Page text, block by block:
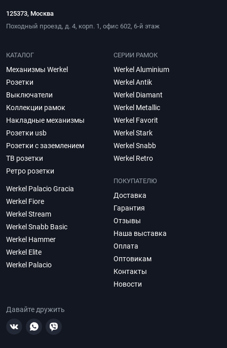
125373, Москва
Походный проезд, д. 4, корп. 1, офис 602, 6-й этаж
КАТАЛОГ
Механизмы Werkel
Розетки
Выключатели
Коллекции рамок
Накладные механизмы
Розетки usb
Розетки с заземлением
ТВ розетки
Ретро розетки
СЕРИИ РАМОК
Werkel Aluminium
Werkel Antik
Werkel Diamant
Werkel Metallic
Werkel Favorit
Werkel Stark
Werkel Snabb
Werkel Retro
Werkel Palacio Gracia
Werkel Fiore
Werkel Stream
Werkel Snabb Basic
Werkel Hammer
Werkel Elite
Werkel Palacio
ПОКУПАТЕЛЮ
Доставка
Гарантия
Отзывы
Наша выставка
Оплата
Оптовикам
Контакты
Новости
Давайте дружить